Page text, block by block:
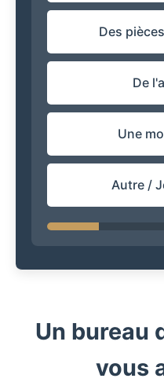
Des
De
Une
Autre /
Un bureau
vous